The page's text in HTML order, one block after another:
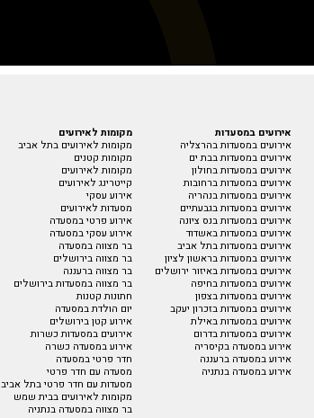
אירועים במסעדות
אירועים במסעדות בהרצליה
אירועים במסעדות בבת ים
אירועים במסעדות בחולון
אירועים במסעדות ברחובות
אירועים במסעדות בנהריה
אירועים במסעדות בגבעתיים
אירועים במסעדות בנס ציונה
אירועים במסעדות באשדוד
אירועים במסעדות בתל אביב
אירועים במסעדות בראשון לציון
אירועים במסעדות באיזור ירושלים
אירועים במסעדות בחיפה
אירועים במסעדות בצפון
אירועים במסעדות בזכרון יעקב
אירועים במסעדות באילת
אירועים במסעדות בדרום
אירוע במסעדה בקיסריה
אירוע במסעדה ברעננה
אירוע במסעדה בנתניה
מקומות לאירועים
מקומות לאירועים בתל אביב
מקומות קטנים
מקומות לאירועים
קייטרינג לאירועים
אירוע עסקי
מסעדות לאירועים
אירוע פרטי במסעדה
אירוע עסקי במסעדה
בר מצווה במסעדה
בר מצווה בירושלים
בר מצווה ברעננה
בר מצווה במסעדות בירושלים
חתונות קטנות
יום הולדת במסעדה
אירוע קטן בירושלים
אירועים במסעדות כשרות
אירוע במסעדה כשרה
חדר פרטי במסעדה
מסעדה עם חדר פרטי
מסעדות עם חדר פרטי בתל אביב
מקומות לאירועים בבית שמש
בר מצווה במסעדה בנתניה